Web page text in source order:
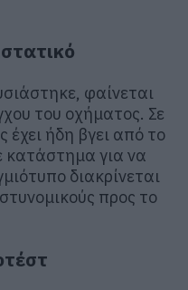
φαίνεται
του οχήματος. Σε
έχει ήδη βγει από το
κατάστημα για να
διακρίνεται
προς το